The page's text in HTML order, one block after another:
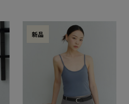
新品